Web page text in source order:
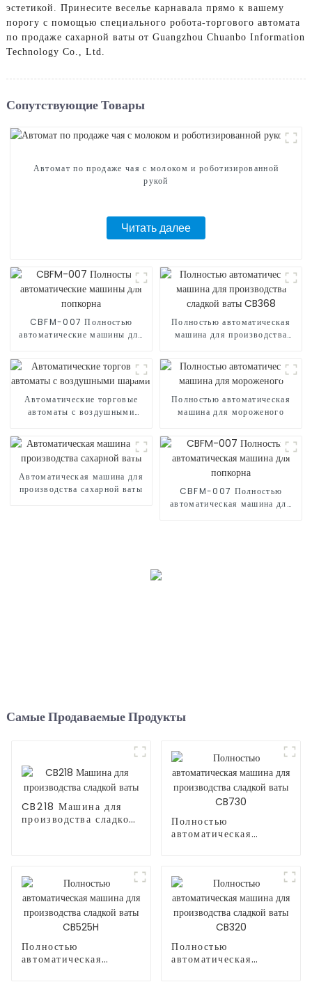
эстетикой. Принесите веселье карнавала прямо к вашему
порогу с помощью специального робота-торгового автомата
по продаже сахарной ваты от Guangzhou Chuanbo Information
Technology Co., Ltd.
Сопутствующие Товары
Автомат по продаже чая с молоком и роботизированной
рукой
Читать далее
CBFM-007 Полностью
автоматические машины для
Полностью автоматическая
машина для производства
Автоматические торговые
автоматы с воздушными
Полностью автоматическая
машина для мороженого
Автоматическая машина для
производства сахарной ваты
CBFM-007 Полностью
автоматическая машина для
Самые Продаваемые Продукты
CB218 Машина для
производства сладкой
Полностью
автоматическая
Полностью
автоматическая
Полностью
автоматическая